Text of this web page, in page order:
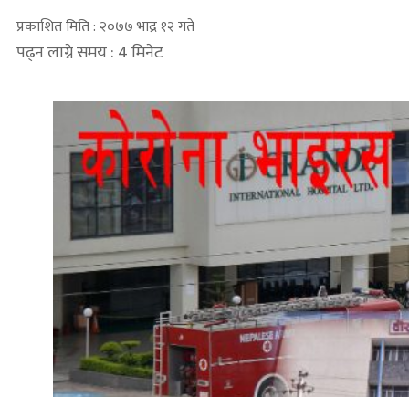
प्रकाशित मिति : २०७७ भाद्र १२ गते
पढ्न लाग्ने समय : 4 मिनेट